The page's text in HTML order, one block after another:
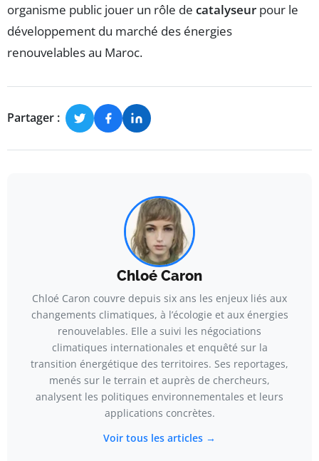
organisme public jouer un rôle de catalyseur pour le
développement du marché des énergies
renouvelables au Maroc.
Partager :
Chloé Caron
Chloé Caron couvre depuis six ans les enjeux liés aux
changements climatiques, à l’écologie et aux énergies
renouvelables. Elle a suivi les négociations
climatiques internationales et enquêté sur la
transition énergétique des territoires. Ses reportages,
menés sur le terrain et auprès de chercheurs,
analysent les politiques environnementales et leurs
applications concrètes.
Voir tous les articles →